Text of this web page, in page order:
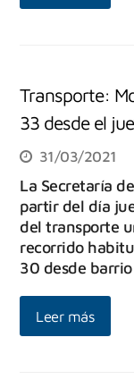
Transporte:
33 desde el
31/03/2021
La Secretaría
partir del día
del transporte
recorrido
30 desde
Leer más